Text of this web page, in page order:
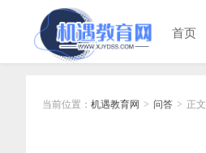
首页
当前位置： 机遇教育网 > 问答 > 正文